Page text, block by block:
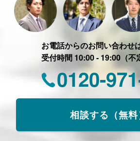
お電話からのお問い合わせ
受付時間 10:00 - 19:00（不
0120-
相談する（無料